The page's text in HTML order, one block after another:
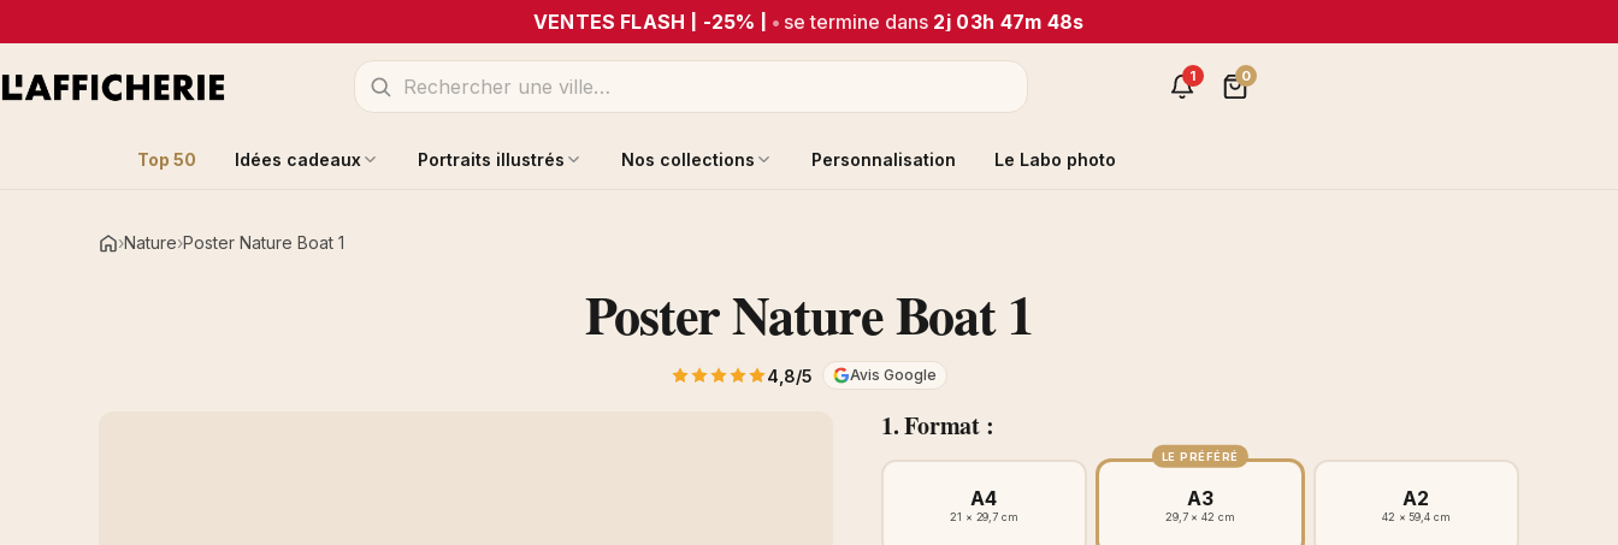
VENTES FLASH | -25% | • se termine dans 2j 03h 47m 48s
1 0
Top 50 Idées cadeaux Portraits illustrés Nos collections Personnalisation Le Labo photo
Accueil
Nature Poster Nature Boat 1
Poster Nature Boat 1
4,8/5 Avis Google
1. Format :
A4
21 × 29,7 cm
LE PRÉFÉRÉ
A3
29,7 × 42 cm
A2
42 × 59,4 cm